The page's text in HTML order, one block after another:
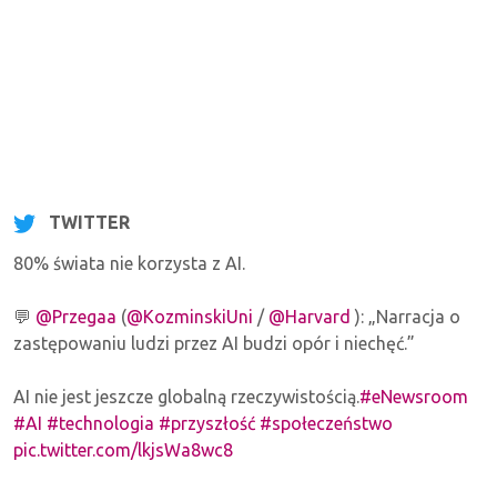
TWITTER
80% świata nie korzysta z AI.
💬 @Przegaa (@KozminskiUni / @Harvard ): „Narracja o
zastępowaniu ludzi przez AI budzi opór i niechęć.”
AI nie jest jeszcze globalną rzeczywistością.#eNewsroom
#AI #technologia #przyszłość #społeczeństwo
pic.twitter.com/lkjsWa8wc8